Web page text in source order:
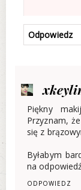
Odpowiedz
Piękny
Przyznam,
się z
Byłabym
na
ODPOWIEDZ